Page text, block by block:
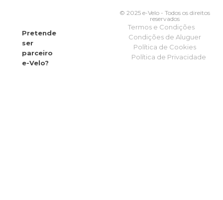
Pretende
ser
parceiro
e-Velo?
© 2025 e-Velo - Todos os direitos
reservados
Termos e Condições
Condições de Aluguer
Política de Cookies
Política de Privacidade